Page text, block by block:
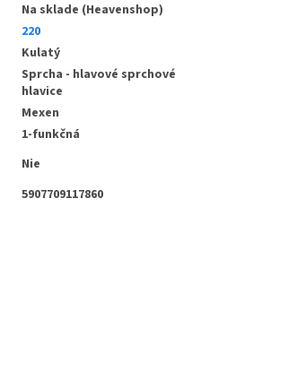
Na sklade (Heavenshop)
220
Kulatý
Sprcha - hlavové sprchové
hlavice
Mexen
1-funkčná
Nie
5907709117860